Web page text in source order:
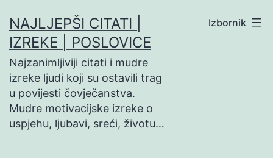
na
sadržaj
NAJLJEPŠI CITATI |
IZREKE | POSLOVICE
Najzanimljiviji citati i mudre
izreke ljudi koji su ostavili trag
u povijesti čovječanstva.
Mudre motivacijske izreke o
uspjehu, ljubavi, sreći, životu…
Izbornik